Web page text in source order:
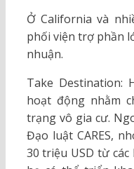
Ở California và
phối viện trợ phần
nhuận.
Take Destination:
hoạt động nhằm
trạng vô gia cư.
Đạo luật CARES,
30 triệu USD từ